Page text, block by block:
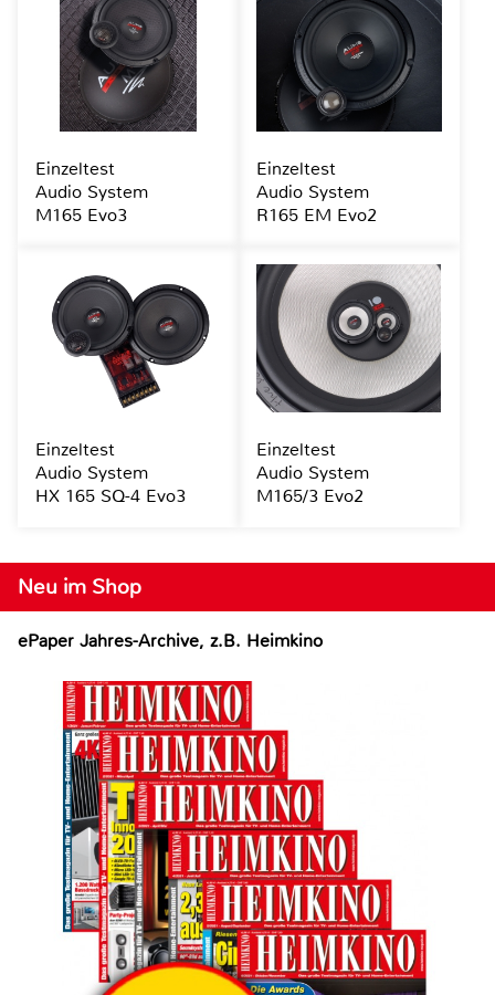
Neu im Shop
ePaper Jahres-Archive, z.B. Heimkino
Einzeltest
Audio System
M165 Evo3
Einzeltest
Audio System
R165 EM Evo2
Einzeltest
Audio System
HX 165 SQ-4 Evo3
Einzeltest
Audio System
M165/3 Evo2